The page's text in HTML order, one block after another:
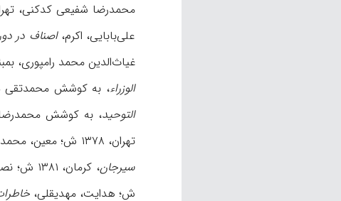
محمدرضا شفیعی کدکنی، تهران، ۱۳۸۶ ش؛
علی‌بابایی، اکرم، اصناف در
غیاث‌الدین محمد رامپوری، بمبئی، ۱۳۴۹ ش؛ فخر
الوزراء، به کوشش محمدتقی دانش‌پژوه،
التوحید، به کوشش محمدرضا شفیعی
تهران، ۱۳۷۸ ش؛ معین، محمد،
سیرجان، کرمان، ۱۳۸۱ ش؛ نصیرالدین طوسی،
ش؛ هدایت، مهدیقلی،